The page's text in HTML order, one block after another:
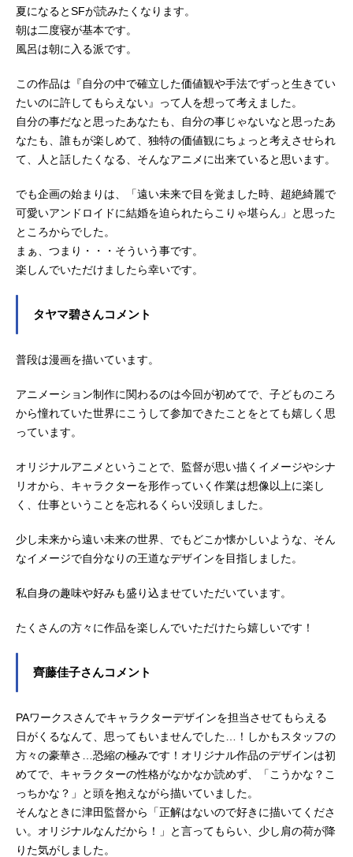
夏になるとSFが読みたくなります。
朝は二度寝が基本です。
風呂は朝に入る派です。
この作品は『自分の中で確立した価値観や手法でずっと生きてい
たいのに許してもらえない』って人を想って考えました。
自分の事だなと思ったあなたも、自分の事じゃないなと思ったあ
なたも、誰もが楽しめて、独特の価値観にちょっと考えさせられ
て、人と話したくなる、そんなアニメに出来ていると思います。
でも企画の始まりは、「遠い未来で目を覚ました時、超絶綺麗で
可愛いアンドロイドに結婚を迫られたらこりゃ堪らん」と思った
ところからでした。
まぁ、つまり・・・そういう事です。
楽しんでいただけましたら幸いです。
タヤマ碧さんコメント
普段は漫画を描いています。
アニメーション制作に関わるのは今回が初めてで、子どものころ
から憧れていた世界にこうして参加できたことをとても嬉しく思
っています。
オリジナルアニメということで、監督が思い描くイメージやシナ
リオから、キャラクターを形作っていく作業は想像以上に楽し
く、仕事ということを忘れるくらい没頭しました。
少し未来から遠い未来の世界、でもどこか懐かしいような、そん
なイメージで自分なりの王道なデザインを目指しました。
私自身の趣味や好みも盛り込ませていただいています。
たくさんの方々に作品を楽しんでいただけたら嬉しいです！
齊藤佳子さんコメント
PAワークスさんでキャラクターデザインを担当させてもらえる
日がくるなんて、思ってもいませんでした…！しかもスタッフの
方々の豪華さ…恐縮の極みです！オリジナル作品のデザインは初
めてで、キャラクターの性格がなかなか読めず、「こうかな？こ
っちかな？」と頭を抱えながら描いていました。
そんなときに津田監督から「正解はないので好きに描いてくださ
い。オリジナルなんだから！」と言ってもらい、少し肩の荷が降
りた気がしました。